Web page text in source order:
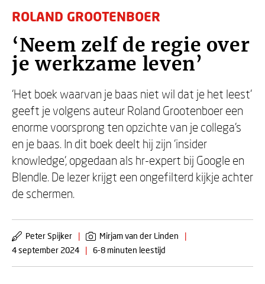
ROLAND GROOTENBOER
‘Neem zelf de regie over
je werkzame leven’
‘Het boek waarvan je baas niet wil dat je het leest’
geeft je volgens auteur Roland Grootenboer een
enorme voorsprong ten opzichte van je collega’s
en je baas. In dit boek deelt hij zijn ‘insider
knowledge’, opgedaan als hr-expert bij Google en
Blendle. De lezer krijgt een ongefilterd kijkje achter
de schermen.
Peter Spijker | Mirjam van der Linden
|
4 september 2024
| 6-8 minuten leestijd